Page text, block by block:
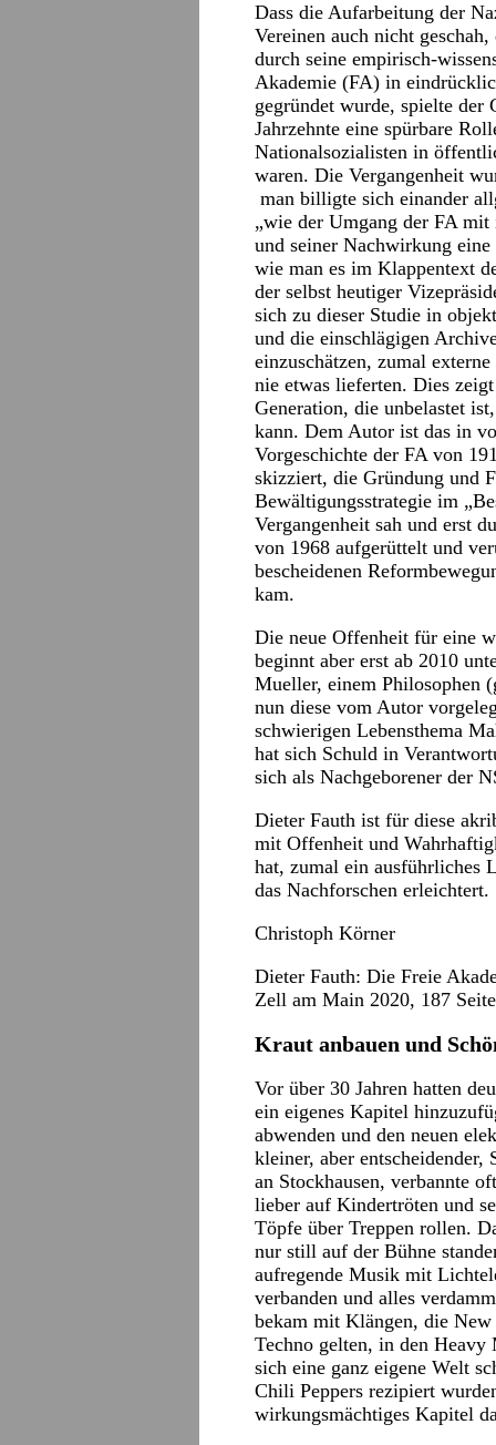
Dass die Aufarbeitung der
Vereinen auch nicht
durch seine empirisch-
Akademie (FA) in
gegründet wurde, spielte der
Jahrzehnte eine spürbare
Nationalsozialisten in
waren. Die Vergangenheit
man billigte sich einander
„wie der Umgang der FA
und seiner Nachwirkung
wie man es im Klappentext
der selbst heutiger
sich zu dieser Studie in
und die einschlägigen
einzuschätzen, zumal
nie etwas lieferten. Dies
Generation, die unbelastet
kann. Dem Autor ist das in
Vorgeschichte der FA von
skizziert, die Gründung und
Bewältigungsstrategie im
Vergangenheit sah und erst
von 1968 aufgerüttelt und
bescheidenen
kam.
Die neue Offenheit für eine
beginnt aber erst ab 2010
Mueller, einem Philosophen
nun diese vom Autor
schwierigen Lebensthema
hat sich Schuld in
sich als Nachgeborener der
Dieter Fauth ist für diese
mit Offenheit und
hat, zumal ein ausführliches
das Nachforschen erleichtert.
Christoph Körner
Dieter Fauth: Die Freie
Zell am Main 2020, 187
Kraut anbauen und
Vor über 30 Jahren hatten
ein eigenes Kapitel
abwenden und den neuen
kleiner, aber
an Stockhausen, verbannte
lieber auf Kindertröten und
Töpfe über Treppen rollen.
nur still auf der Bühne
aufregende Musik mit
verbanden und alles
bekam mit Klängen, die
Techno gelten, in den
sich eine ganz eigene Welt
Chili Peppers rezipiert
wirkungsmächtiges Kapitel